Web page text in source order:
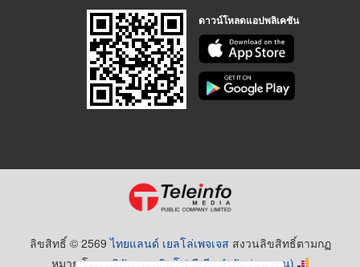
ดาวน์โหลดแอปพลิเคชัน
ลิขสิทธิ์ © 2569ไทยแลนด์ เยลโล่เพจเจส สงวนลิขสิทธิ์ตามกฏ
หมาย โดยบริษัท เทเลอินโฟ มีเดีย จำกัด (มหาชน)